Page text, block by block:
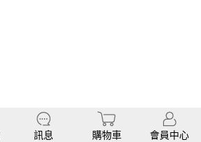
訊息 購物車 會員中心